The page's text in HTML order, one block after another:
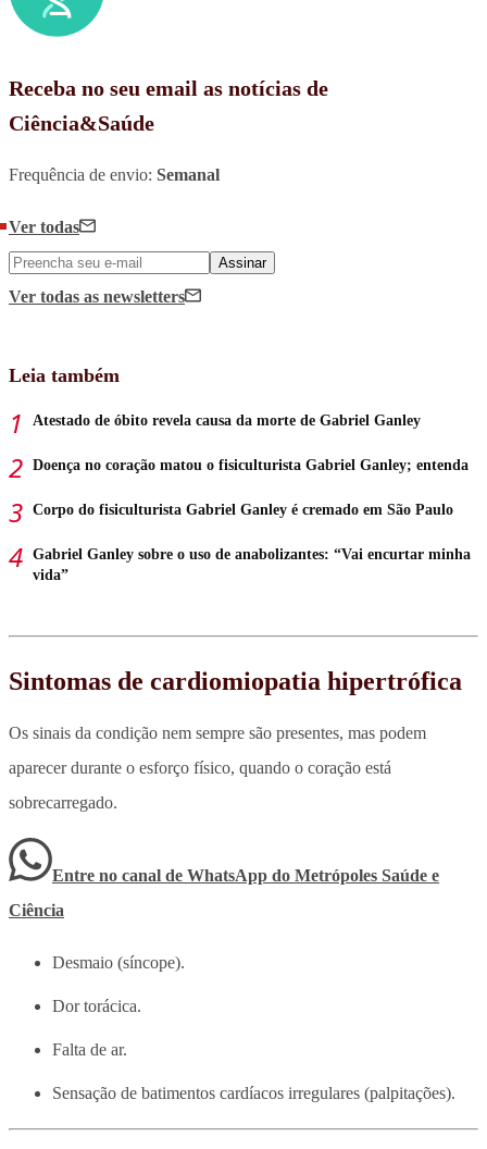
Receba no seu email as notícias de
Ciência&Saúde
Frequência de envio: Semanal
Ver todas
Assinar
Ver todas as newsletters
Leia também
Atestado de óbito revela causa da morte de Gabriel Ganley
Doença no coração matou o fisiculturista Gabriel Ganley; entenda
Corpo do fisiculturista Gabriel Ganley é cremado em São Paulo
Gabriel Ganley sobre o uso de anabolizantes: “Vai encurtar minha
vida”
Sintomas de cardiomiopatia hipertrófica
Os sinais da condição nem sempre são presentes, mas podem
aparecer durante o esforço físico, quando o coração está
sobrecarregado.
Entre no canal de WhatsApp do Metrópoles Saúde e
Ciência
Desmaio (síncope).
Dor torácica.
Falta de ar.
Sensação de batimentos cardíacos irregulares (palpitações).